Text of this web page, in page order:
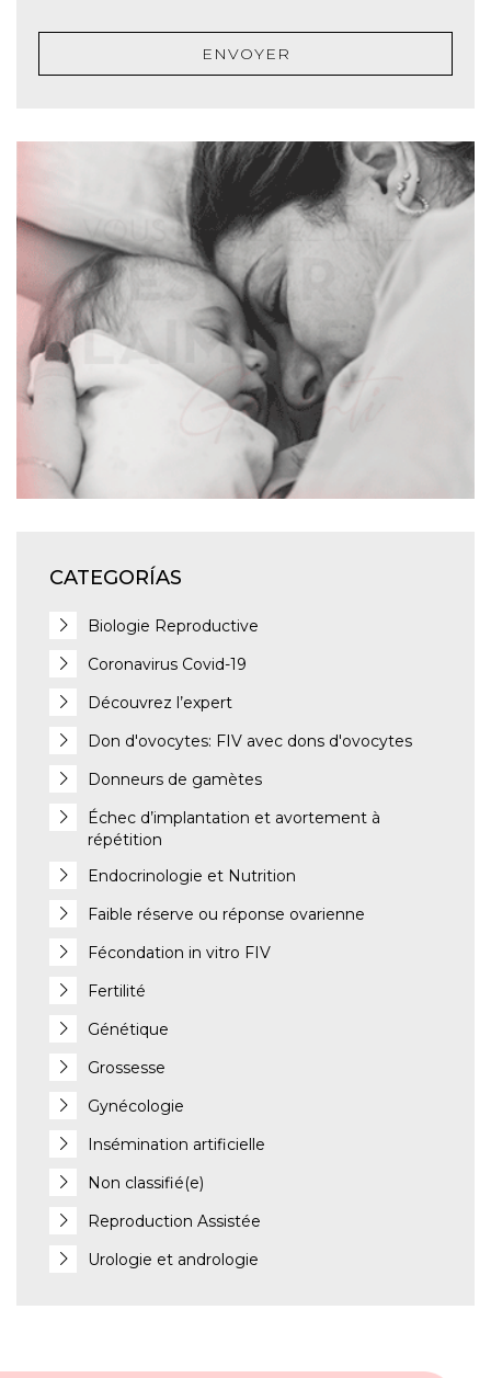
ENVOYER
CATEGORÍAS
Biologie Reproductive
Coronavirus Covid-19
Découvrez l’expert
Don d'ovocytes: FIV avec dons d'ovocytes
Donneurs de gamètes
Échec d’implantation et avortement à
répétition
Endocrinologie et Nutrition
Faible réserve ou réponse ovarienne
Fécondation in vitro FIV
Fertilité
Génétique
Grossesse
Gynécologie
Insémination artificielle
Non classifié(e)
Reproduction Assistée
Urologie et andrologie